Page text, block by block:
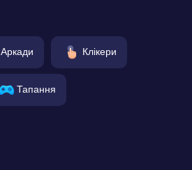
Аркади Клікери
Тапання